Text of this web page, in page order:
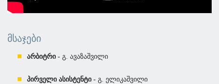
ᲛᲡᲐᲯᲔᲑᲘ
არბიტრი - გ. ავაზაშვილი
პირველი ასისტენტი - გ. ელიკაშვილი